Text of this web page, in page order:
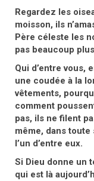
Regardez les
moisson, ils
Père céleste les
pas beaucoup
Qui d’entre vous,
une coudée à la
vêtements,
comment
pas, ils ne filent
même, dans toute
l’un d’entre eux.
Si Dieu donne un
qui est là